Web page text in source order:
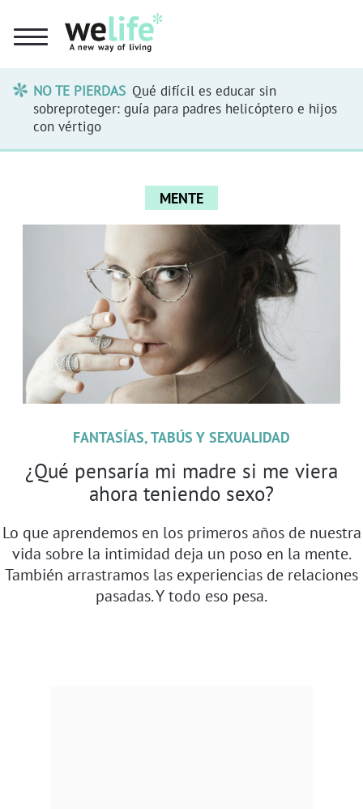
NO TE PIERDAS Qué difícil es educar sin
sobreproteger: guía para padres helicóptero e hijos
con vértigo
MENTE
FANTASÍAS, TABÚS Y SEXUALIDAD
¿Qué pensaría mi madre si me viera
ahora teniendo sexo?
Lo que aprendemos en los primeros años de nuestra
vida sobre la intimidad deja un poso en la mente.
También arrastramos las experiencias de relaciones
pasadas. Y todo eso pesa.